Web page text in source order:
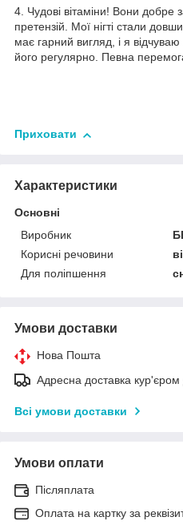
4. Чудові вітаміни! Вони
претензій. Мої нігті стали
має гарний вигляд, і я
його регулярно. Певна
Приховати
Характеристики
Основні
Виробник
Корисні речовини
Для поліпшення
Умови доставки
Нова Пошта
Адресна доставка
Всі умови доставки
Умови оплати
Післяплата
Оплата на картку за